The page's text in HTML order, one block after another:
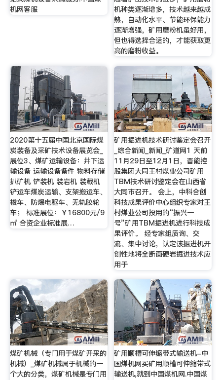
机网客服
机种类逐渐增多，技术越来越成
熟，自动化水平、节能环保能力
逐渐增强，矿用磨粉机虽好用，
但也得选择合适的，才能获取更
高的磨粉收益。
2020第十五届中国北京国际煤
炭装备及采矿技术设备展览会_
展位3、煤矿运输设备：井下运
输设备 运输设备备件 物料存储
扒矿机 铲装机 装岩机 装载机
铲运车煤炭运输、支架搬运车、
梭车、防爆电驱车、无轨胶轮
车； 标准展位：￥16800元/9
㎡ 合资企业标准展…
矿用掘进机技术研讨鉴定会召开
_综合新闻_新闻_矿道网1 天前
11月29日至12月1日，晋能控
股集团大同王村煤业公司矿用
TBM技术研讨鉴定会在山西省
大同市召开。 会上，中科合创
科技成果评价中心组织专家对王
村煤业公司投用的“振兴一
号”矿用TBM掘进机进行科技成
果评价。 经专家组质询、交
流、集中讨论，认定该掘进机开
创性地将全断面硬岩掘进技术应
用于
煤矿机械（专门用于煤矿开采的
机械）_煤矿机械属于机械的一
个大的分类，煤矿机械是专门用
矿用顺槽可伸缩带式输送机-中
国煤机网买矿用顺槽可伸缩带式
输送机,就到中国煤机网.中国煤